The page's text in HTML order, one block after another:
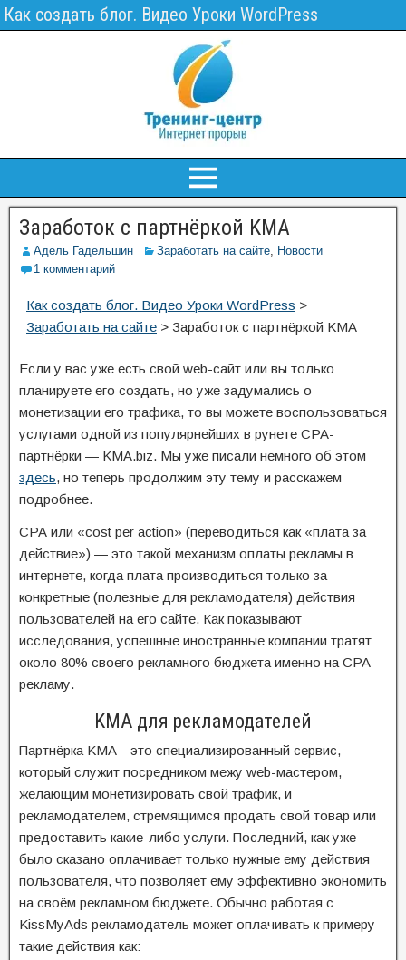
Как создать блог. Видео Уроки WordPress
Заработок с партнёркой KMA
Адель Гадельшин Заработать на сайте, Новости
1 комментарий
Как создать блог. Видео Уроки WordPress >
Заработать на сайте > Заработок с партнёркой KMA
Если у вас уже есть свой web-сайт или вы только
планируете его создать, но уже задумались о
монетизации его трафика, то вы можете воспользоваться
услугами одной из популярнейших в рунете СРА-
партнёрки — KMA.biz. Мы уже писали немного об этом
здесь, но теперь продолжим эту тему и расскажем
подробнее.
СРА или «cost per action» (переводиться как «плата за
действие») — это такой механизм оплаты рекламы в
интернете, когда плата производиться только за
конкретные (полезные для рекламодателя) действия
пользователей на его сайте. Как показывают
исследования, успешные иностранные компании тратят
около 80% своего рекламного бюджета именно на СРА-
рекламу.
KMA для рекламодателей
Партнёрка KMA – это специализированный сервис,
который служит посредником межу web-мастером,
желающим монетизировать свой трафик, и
рекламодателем, стремящимся продать свой товар или
предоставить какие-либо услуги. Последний, как уже
было сказано оплачивает только нужные ему действия
пользователя, что позволяет ему эффективно экономить
на своём рекламном бюджете. Обычно работая с
KissMyAds рекламодатель может оплачивать к примеру
такие действия как: